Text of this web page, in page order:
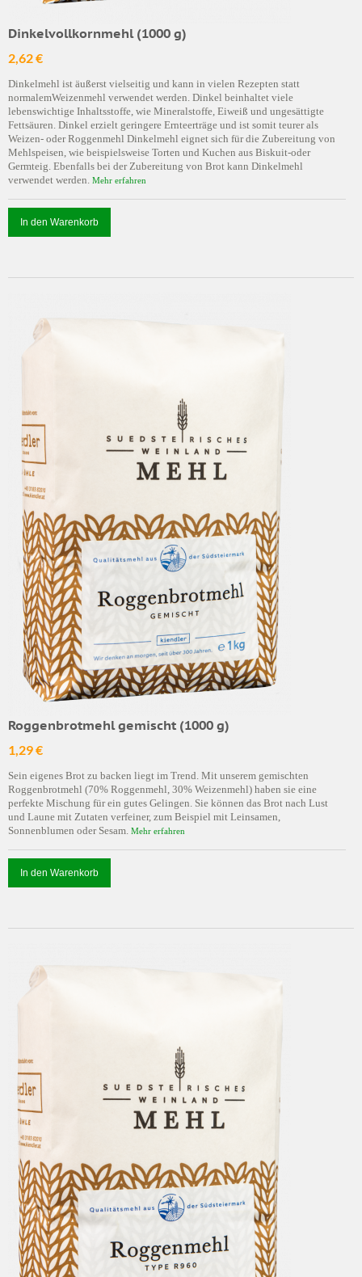
Dinkelvollkornmehl (1000 g)
2,62 €
Dinkelmehl ist äußerst vielseitig und kann in vielen Rezepten statt
normalemWeizenmehl verwendet werden. Dinkel beinhaltet viele
lebenswichtige Inhaltsstoffe, wie Mineralstoffe, Eiweiß und ungesättigte
Fettsäuren. Dinkel erzielt geringere Ernteerträge und ist somit teurer als
Weizen- oder Roggenmehl Dinkelmehl eignet sich für die Zubereitung von
Mehlspeisen, wie beispielsweise Torten und Kuchen aus Biskuit-oder
Germteig. Ebenfalls bei der Zubereitung von Brot kann Dinkelmehl
verwendet werden. Mehr erfahren
In den Warenkorb
Roggenbrotmehl gemischt (1000 g)
1,29 €
Sein eigenes Brot zu backen liegt im Trend. Mit unserem gemischten
Roggenbrotmehl (70% Roggenmehl, 30% Weizenmehl) haben sie eine
perfekte Mischung für ein gutes Gelingen. Sie können das Brot nach Lust
und Laune mit Zutaten verfeiner, zum Beispiel mit Leinsamen,
Sonnenblumen oder Sesam. Mehr erfahren
In den Warenkorb